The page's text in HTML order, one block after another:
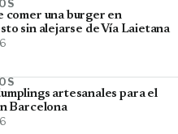
comer una burger en
sin alejarse de Vía Laietana
artesanales para el
Barcelona